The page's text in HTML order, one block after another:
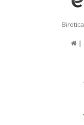
|